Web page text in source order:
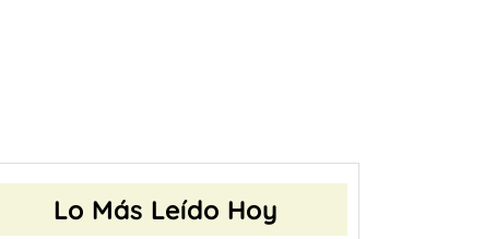
Lo Más Leído Hoy